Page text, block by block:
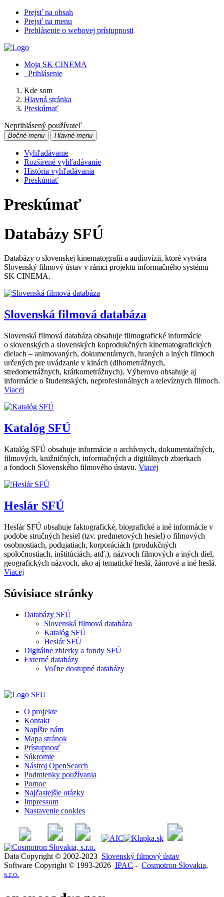
Prejsť na obsah
Prejsť na menu
Prehlásenie o webovej prístupnosti
Moja SK CINEMA
Prihlásenie
Kde som
Hlavná stránka
Preskúmať
Neprihlásený používateľ
Bočné menu Hlavné menu
Vyhľadávanie
Rozšírené vyhľadávanie
História vyhľadávania
Preskúmať
Preskúmať
Databázy SFÚ
Databázy o slovenskej kinematografii a audiovízii, ktoré vytvára
Slovenský filmový ústav v rámci projektu informačného systému
SK CINEMA.
Slovenská filmová databáza
Slovenská filmová databáza obsahuje filmografické informácie
o slovenských a slovenských koprodukčných kinematografických
dielach – animovaných, dokumentárnych, hraných a iných filmoch
určených pre uvádzanie v kinách (dlhometrážnych,
stredometrážnych, krátkometrážnych). Výberovo obsahuje aj
informácie o študentských, neprofesionálnych a televíznych filmoch.
Viacej
Katalóg SFÚ
Katalóg SFÚ obsahuje informácie o archívnych, dokumentačných,
filmových, knižničných, informačných a digitálnych zbierkach
a fondoch Slovenského filmového ústavu. Viacej
Heslár SFÚ
Heslár SFÚ obsahuje faktografické, biografické a iné informácie v
podobe stručných hesiel (tzv. predmetových hesiel) o filmových
osobnostiach, podujatiach, korporáciách (produkčných
spoločnostiach, inštitúciách, atď.), názvoch filmových a iných diel,
geografických názvoch, ako aj tematické heslá, žánrové a iné heslá.
Viacej
Súvisiace stránky
Databázy SFÚ
Slovenská filmová databáza
Katalóg SFÚ
Heslár SFÚ
Digitálne zbierky a fondy SFÚ
Externé databázy
Voľne dostupné databázy
O projekte
Kontakt
Napíšte nám
Mapa stránok
Prístupnosť
Súkromie
Nástroj OpenSearch
Podmienky používania
Pomoc
Najčastejšie otázky
Impressum
Nastavenie cookies
Data Copyright © 2002-2023 Slovenský filmový ústav
Software Copyright © 1993-2026 IPAC - Cosmotron Slovakia,
s.r.o.